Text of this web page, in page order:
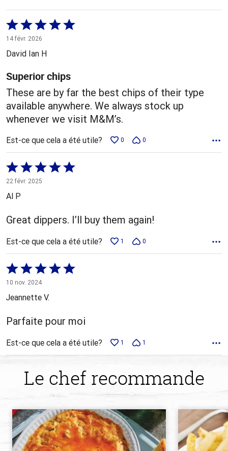
Coté
5 sur
5
14 févr. 2026
David Ian H
Superior chips
These are by far the best chips of their type
available anywhere. We always stock up
whenever we visit M&M’s.
Est-ce que cela a été utile? 0 0
Coté
5 sur
5
22 févr. 2025
Al P
Great dippers. I’ll buy them again!
Est-ce que cela a été utile? 1 0
Coté
5 sur
5
10 nov. 2024
Jeannette V.
Parfaite pour moi
Est-ce que cela a été utile? 1 1
Le chef recommande